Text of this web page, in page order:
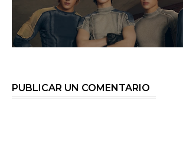
PUBLICAR UN COMENTARIO